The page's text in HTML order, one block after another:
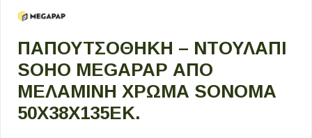
ΠΑΠΟΥΤΣΟΘΉΚΗ – ΝΤΟΥΛΆΠΙ
SOHO MEGAPAP ΑΠΌ
ΜΕΛΑΜΊΝΗ ΧΡΏΜΑ SONOMA
50X38X135ΕΚ.